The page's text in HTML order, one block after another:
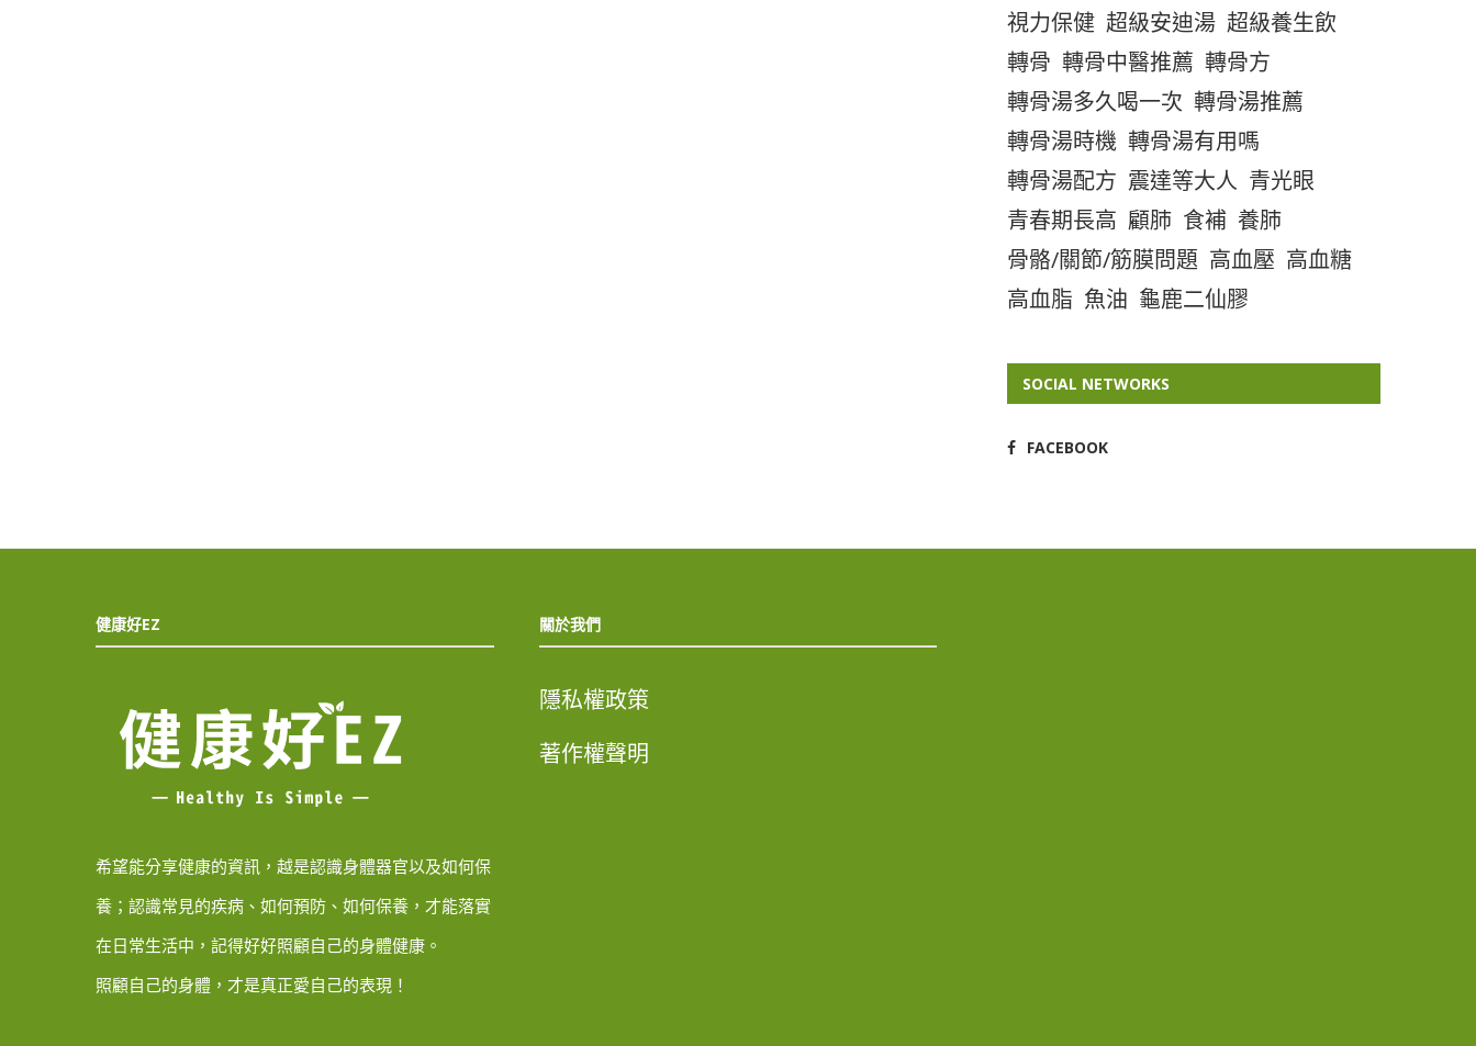
視力保健 超級安迪湯 超級養生飲
轉骨 轉骨中醫推薦 轉骨方
轉骨湯多久喝一次 轉骨湯推薦
轉骨湯時機 轉骨湯有用嗎
轉骨湯配方 震達等大人 青光眼
青春期長高 顧肺 食補 養肺
骨骼/關節/筋膜問題 高血壓 高血糖
高血脂 魚油 龜鹿二仙膠
SOCIAL NETWORKS
FACEBOOK
健康好EZ
希望能分享健康的資訊，越是認識身體器官以及如何保
養；認識常見的疾病、如何預防、如何保養，才能落實
在日常生活中，記得好好照顧自己的身體健康。
照顧自己的身體，才是真正愛自己的表現！
關於我們
隱私權政策
著作權聲明